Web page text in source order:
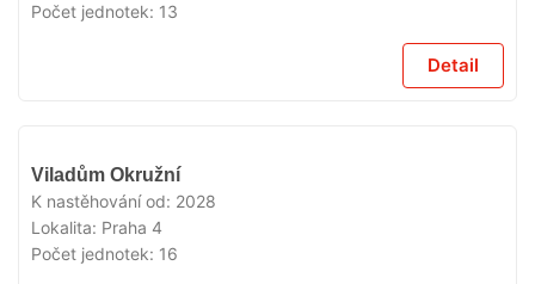
Počet jednotek: 13
Detail
Viladům Okružní
K nastěhování od: 2028
Lokalita: Praha 4
Počet jednotek: 16